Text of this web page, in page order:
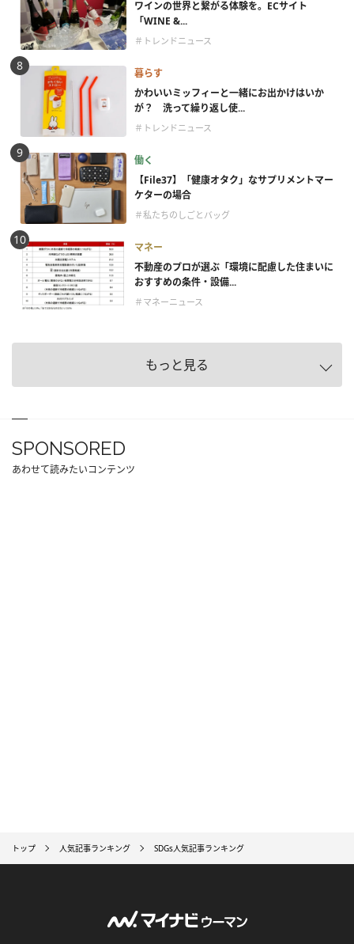
ワインの世界と繋がる体験を。ECサイト
「WINE &...
＃トレンドニュース
暮らす
かわいいミッフィーと一緒にお出かけはいか
が？ 洗って繰り返し使...
＃トレンドニュース
働く
【File37】「健康オタク」なサプリメントマー
ケターの場合
＃私たちのしごとバッグ
マネー
不動産のプロが選ぶ「環境に配慮した住まいに
おすすめの条件・設備...
＃マネーニュース
もっと見る
SPONSORED
あわせて読みたいコンテンツ
トップ 人気記事ランキング SDGs人気記事ランキング